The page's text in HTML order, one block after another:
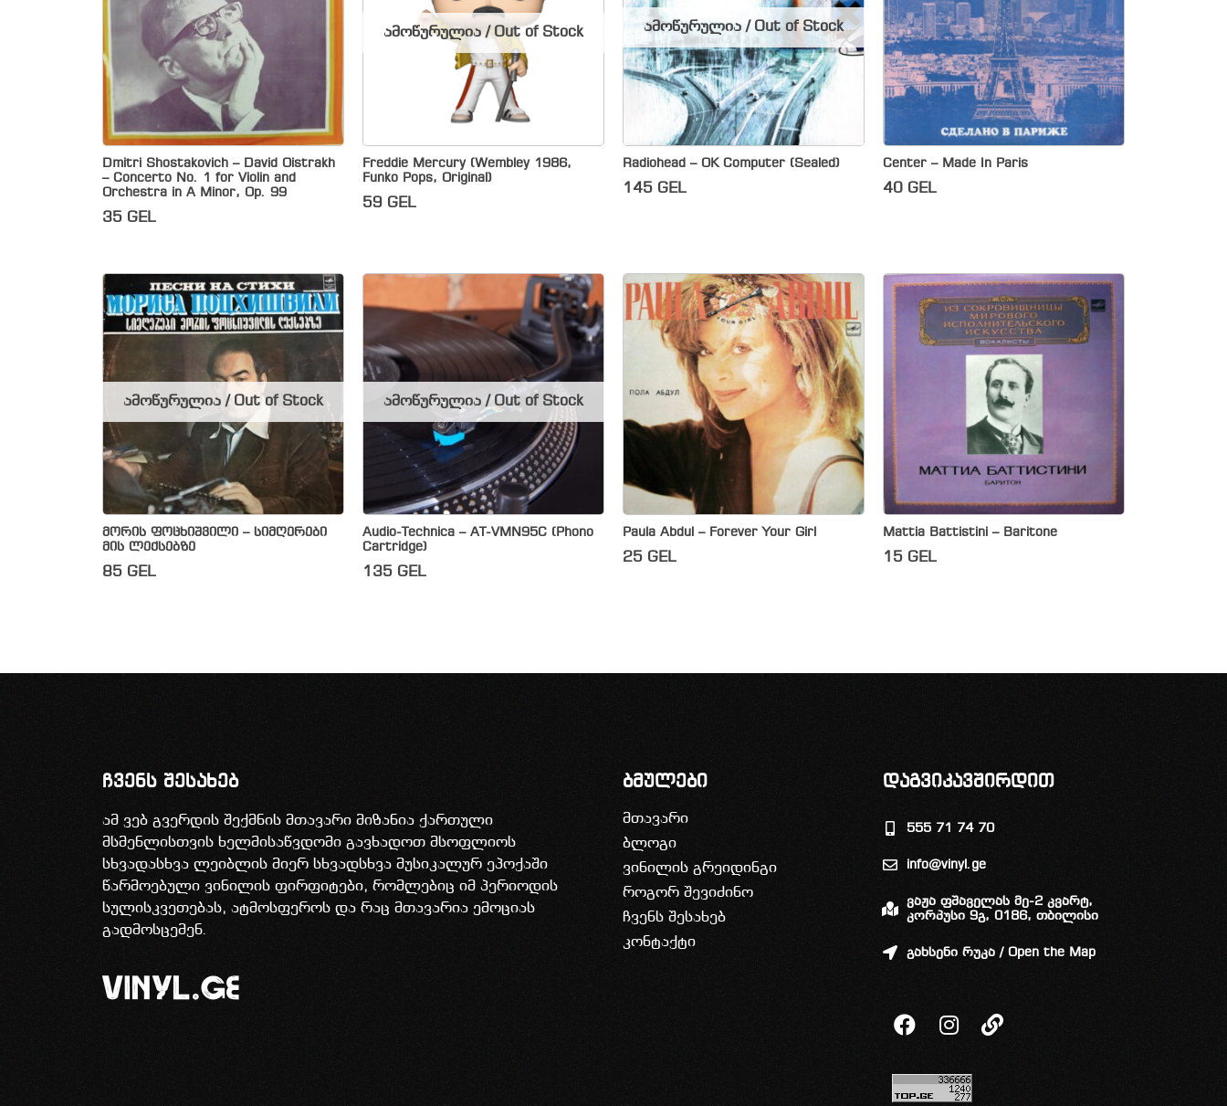
Dmitri Shostakovich – David Oistrakh
– Concerto No. 1 for Violin and
Orchestra in A Minor, Op. 99
35 GEL
Freddie Mercury (Wembley 1986,
Funko Pops, Original)
59 GEL
ამოწურულია / Out of Stock
Radiohead – OK Computer (Sealed)
145 GEL
ამოწურულია / Out of Stock
Center – Made In Paris
40 GEL
მორის ფოცხიშვილი – სიმღერები
მის ლექსებზე
85 GEL
ამოწურულია / Out of Stock
Audio-Technica – AT-VMN95C (Phono
Cartridge)
135 GEL
ამოწურულია / Out of Stock
Paula Abdul – Forever Your Girl
25 GEL
Mattia Battistini – Baritone
15 GEL
ჩვენს შესახებ
ამ ვებ გვერდის შექმნის მთავარი მიზანია ქართული
მსმენლისთვის ხელმისაწვდომი გავხადოთ მსოფლიოს
სხვადასხვა ლეიბლის მიერ სხვადსხვა მუსიკალურ ეპოქაში
წარმოებული ვინილის ფირფიტები, რომლებიც იმ პერიოდის
სულისკვეთებას, ატმოსფეროს და რაც მთავარია ემოციას
გადმოსცემენ.
ბმულები
მთავარი
ბლოგი
ვინილის გრეიდინგი
როგორ შევიძინო
ჩვენს შესახებ
კონტაქტი
დაგვიკავშირდით
555 71 74 70
info@vinyl.ge
ვაჟა ფშაველას მე-2 კვარტ,
კორპუსი 9გ, 0186, თბილისი
გახსენი რუკა / Open the Map